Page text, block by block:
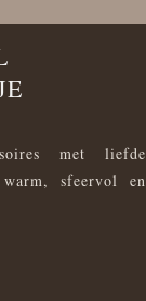
met liefde
sfeervol en